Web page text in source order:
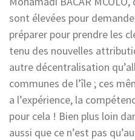
sont élevées pour
préparer pour prendre les
tenu des nouvelles
autre décentralisation
communes de l’île ; ces
a l’expérience, la
pour cela ! Bien plus loin
aussi que ce n’est pas